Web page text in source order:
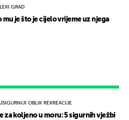
OBLIK REKREACIJE
za koljeno u moru: 5 sigurnih vježbi
GRAD
mu je što je cijelo vrijeme uz njega